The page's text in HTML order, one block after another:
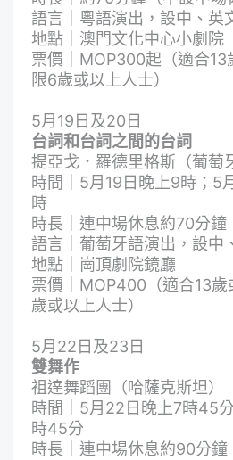
語言｜粵語演出，設中、英
地點｜澳門文化中心小劇院
票價｜MOP300起（適合13
限6歲或以上人士）
5月19日及20日
台詞和台詞之間的台詞
提亞戈．羅德里格斯（葡萄
時間｜5月19日晚上9時；5
時
時長｜連中場休息約70分鐘
語言｜葡萄牙語演出，設中
地點｜崗頂劇院鏡廳
票價｜MOP400（適合13
歲或以上人士）
5月22日及23日
雙舞作
祖達舞蹈團（哈薩克斯坦）
時間｜5月22日晚上7時45
時45分
時長｜連中場休息約90分鐘